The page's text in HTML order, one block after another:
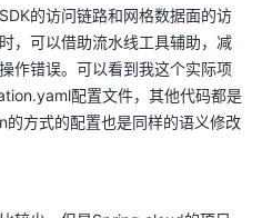
的访问链路和网格数据面的访
，可以借助流水线工具辅助，减
作错误。可以看到我这个实际项
配置文件，其他代码都是
方式的配置也是同样的语义修改